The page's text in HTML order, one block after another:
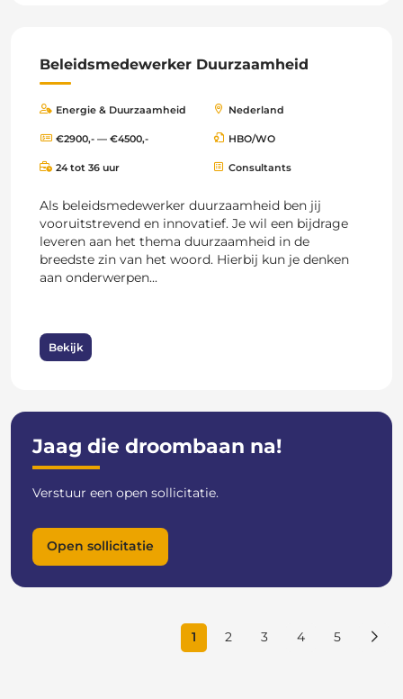
Beleidsmedewerker Duurzaamheid
Energie & Duurzaamheid Nederland
€2900,- — €4500,- HBO/WO
24 tot 36 uur Consultants
Als beleidsmedewerker duurzaamheid ben jij
vooruitstrevend en innovatief. Je wil een bijdrage
leveren aan het thema duurzaamheid in de
breedste zin van het woord. Hierbij kun je denken
aan onderwerpen...
Bekijk
Jaag die droombaan na!
Verstuur een open sollicitatie.
Open sollicitatie
1 2 3 4 5